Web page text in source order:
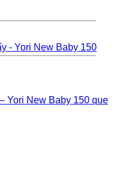
Yori New Baby 150 que